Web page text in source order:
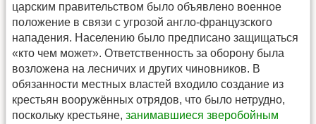
царским правительством было объявлено военное
положение в связи с угрозой англо-французского
нападения. Населению было предписано защищаться
«кто чем может». Ответственность за оборону была
возложена на лесничих и других чиновников. В
обязанности местных властей входило создание из
крестьян вооружённых отрядов, что было нетрудно,
поскольку крестьяне, занимавшиеся зверобойным